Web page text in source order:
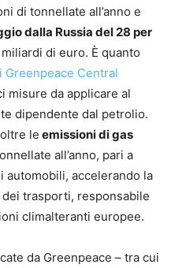
di tonnellate all’anno e
dalla Russia del 28 per
di euro. È quanto
Greenpeace Central
misure da applicare al
dipendente dal petrolio.
le emissioni di gas
all’anno, pari a
accelerando la
trasporti, responsabile
climalteranti europee.
da Greenpeace – tra cui